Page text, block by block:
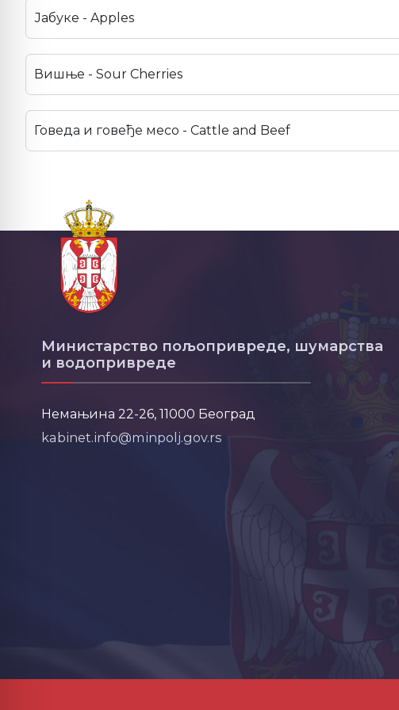
Јабуке - Apples
Вишње - Sour Cherries
Говеда и говеђе месо - Cattle and Beef
Министарство пољопривреде, шумарства
и водопривреде
Немањина 22-26, 11000 Београд
kabinet.info@minpolj.gov.rs